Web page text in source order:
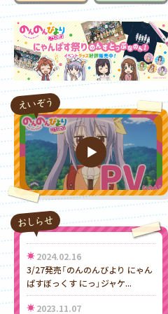
2024.02.16
3/27発売「のんのんびより にゃん
ぱすぼっくす にっ」ジャケ...
2023.11.07